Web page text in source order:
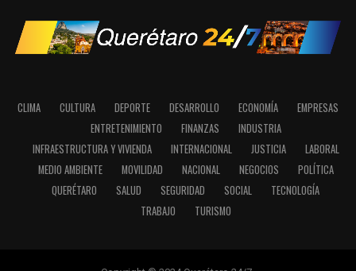
CLIMA CULTURA DEPORTE DESARROLLO ECONOMÍA
EMPRESAS
ENTRETENIMIENTO
FINANZAS
INDUSTRIA
INFRAESTRUCTURA Y VIVIENDA
INTERNACIONAL JUSTICIA
LABORAL
MEDIO AMBIENTE
MOVILIDAD NACIONAL NEGOCIOS
POLÍTICA
QUERÉTARO
SALUD SEGURIDAD SOCIAL
TECNOLOGÍA
TRABAJO
TURISMO